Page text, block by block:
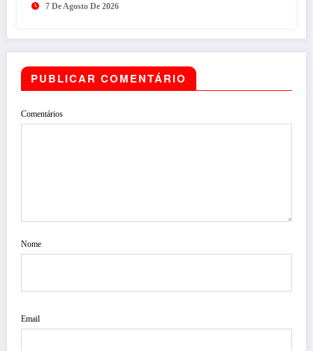
7 De Agosto De 2026
PUBLICAR COMENTÁRIO
Comentários
Nome
Email